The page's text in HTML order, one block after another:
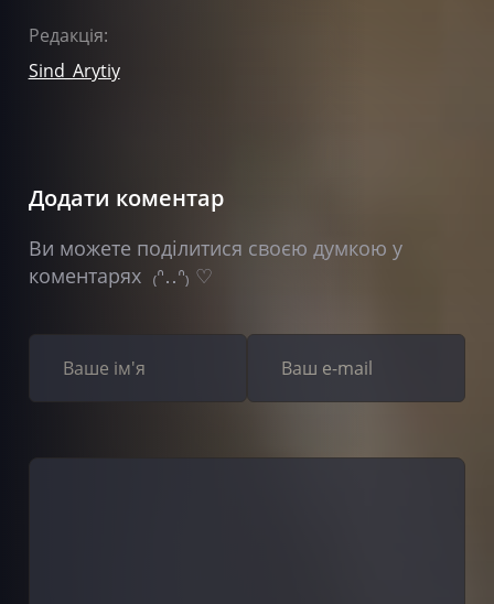
Редакція:
Sind_Arytiy
Додати коментар
Ви можете поділитися своєю думкою у
коментарях ₍ᐢ‥ᐢ₎ ♡